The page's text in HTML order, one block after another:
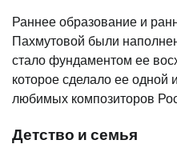
Раннее образование и
Пахмутовой были
стало фундаментом ее
которое сделало ее одной
любимых композиторов
Детство и семья